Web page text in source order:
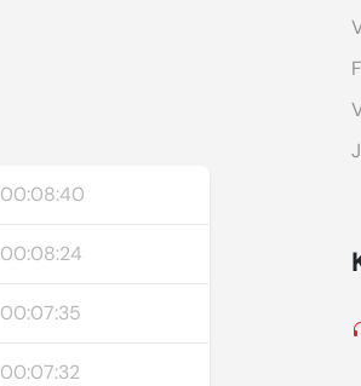
00:08:40
00:08:24
00:07:35
00:07:32